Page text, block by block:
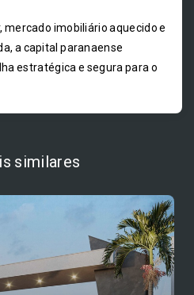
mercado imobiliário aquecido e
a capital paranaense
estratégica e segura para o
similares